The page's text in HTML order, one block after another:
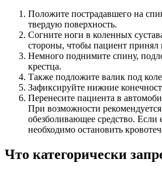
Положите пострадавшего на
твердую поверхность.
Согните ноги в коленных
стороны, чтобы пациент принял
Немного поднимите спину,
крестца.
Также подложите валик под
Зафиксируйте нижние
Перенесите пациента в
При возможности
обезболивающее средство. Если
необходимо остановить
Что категорически